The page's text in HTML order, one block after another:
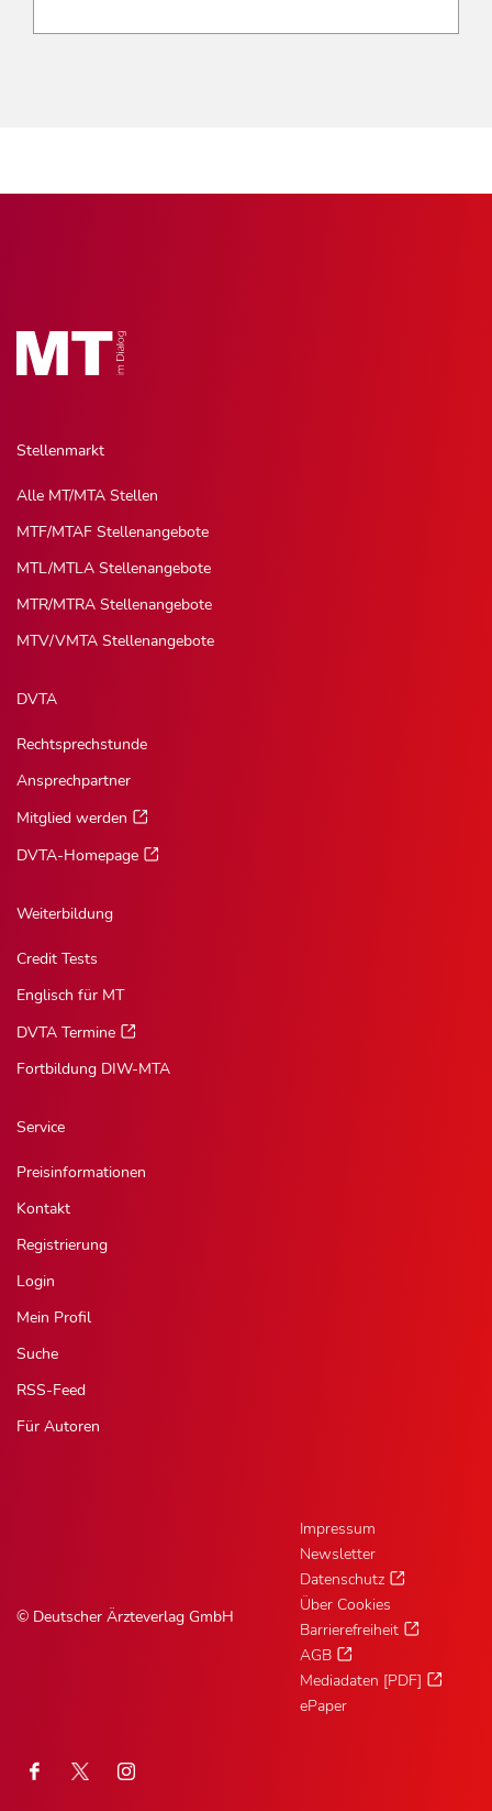
Stellenmarkt
Alle MT/MTA Stellen
MTF/MTAF Stellenangebote
MTL/MTLA Stellenangebote
MTR/MTRA Stellenangebote
MTV/VMTA Stellenangebote
DVTA
Rechtsprechstunde
Ansprechpartner
Mitglied werden
DVTA-Homepage
Weiterbildung
Credit Tests
Englisch für MT
DVTA Termine
Fortbildung DIW-MTA
Service
Preisinformationen
Kontakt
Registrierung
Login
Mein Profil
Suche
RSS-Feed
Für Autoren
© Deutscher Ärzteverlag GmbH
Impressum
Newsletter
Datenschutz
Über Cookies
Barrierefreiheit
AGB
Mediadaten [PDF]
ePaper